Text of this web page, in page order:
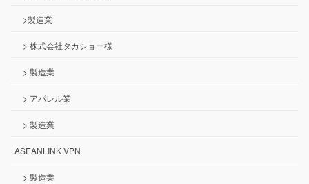
>製造業
> 株式会社タカショー様
> 製造業
> アパレル業
> 製造業
ASEANLINK VPN
> 製造業